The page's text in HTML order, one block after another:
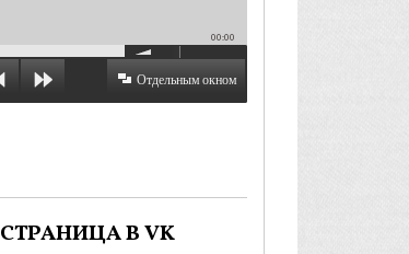
00:00
Отдельным окном
СТРАНИЦА В VK